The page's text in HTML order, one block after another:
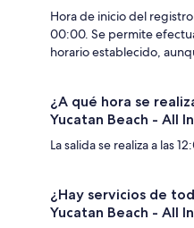
Hora de inicio del
00:00. Se permite
horario establecido,
¿A qué hora se
Yucatan Beach - All
La salida se realiza a las
¿Hay servicios de
Yucatan Beach - All